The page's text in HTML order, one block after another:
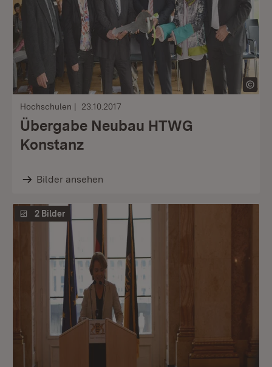
Hochschulen 23.10.2017
Übergabe Neubau HTWG
Konstanz
Bilder ansehen
2 Bilder